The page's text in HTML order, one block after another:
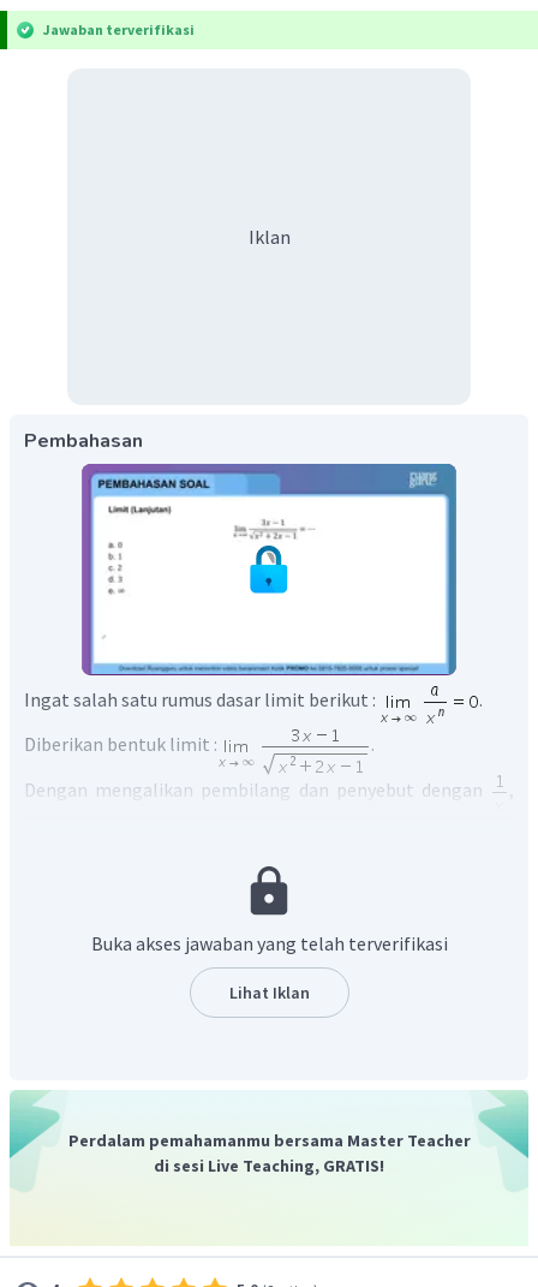
Jawaban terverifikasi
Iklan
Pembahasan
Ingat salah satu rumus dasar limit berikut :
.
Diberikan bentuk limit :
.
Dengan mengalikan pembilang dan penyebut dengan
Buka akses jawaban yang telah terverifikasi
Lihat Iklan
Perdalam pemahamanmu bersama Master Teacher
di sesi Live Teaching, GRATIS!